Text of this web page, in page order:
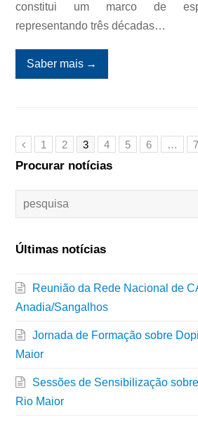
constitui um marco de
representando três décadas…
Saber mais →
1 2 3 4 5 6 …
Procurar notícias
Últimas notícias
Reunião da Rede Nacional de
Anadia/Sangalhos
Jornada de Formação sobre
Maior
Sessões de Sensibilização
Rio Maior